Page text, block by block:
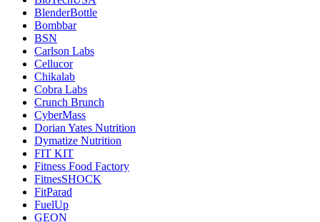
BlenderBottle
Bombbar
BSN
Carlson Labs
Cellucor
Chikalab
Cobra Labs
Crunch Brunch
CyberMass
Dorian Yates Nutrition
Dymatize Nutrition
FIT KIT
Fitness Food Factory
FitnesSHOCK
FitParad
FuelUp
GEON